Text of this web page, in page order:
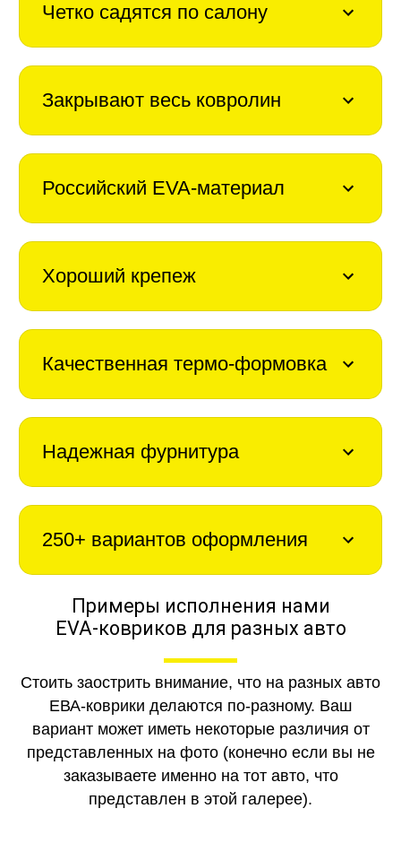
Четко садятся по салону
Закрывают весь ковролин
Российский EVA-материал
Хороший крепеж
Качественная термо-формовка
Надежная фурнитура
250+ вариантов оформления
Примеры исполнения нами
EVA-ковриков для разных авто
Стоить заострить внимание, что на разных авто
ЕВА-коврики делаются по-разному. Ваш
вариант может иметь некоторые различия от
представленных на фото (конечно если вы не
заказываете именно на тот авто, что
представлен в этой галерее).